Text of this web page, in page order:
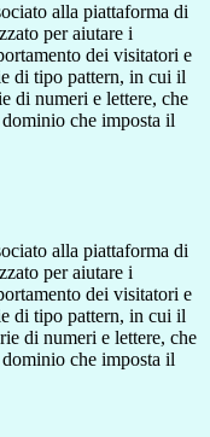
alla piattaforma di
per aiutare i
dei visitatori e
di tipo pattern, in cui il
di numeri e lettere, che
che imposta il
alla piattaforma di
per aiutare i
dei visitatori e
di tipo pattern, in cui il
di numeri e lettere, che
che imposta il